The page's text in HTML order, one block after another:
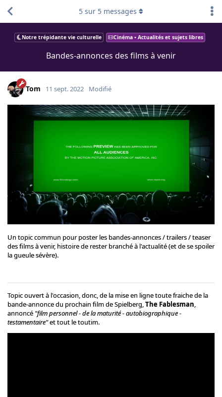
Notre trépidante vie culturelle Cinéma • Actualités et sujets libres
Bandes-annonces des films à venir
5 sur 5 messages
Tom 11 sept. 2022 Modifié
Un topic commun pour poster les bandes-annonces / trailers / teaser
des films à venir, histoire de rester branché à l'actualité (et de se spoiler
la gueule sévère).
Topic ouvert à l'occasion, donc, de la mise en ligne toute fraiche de la
bande-annonce du prochain film de Spielberg,The Fablesman,
annoncé "film personnel - de la maturité - autobiographique -
testamentaire"et tout le toutim.